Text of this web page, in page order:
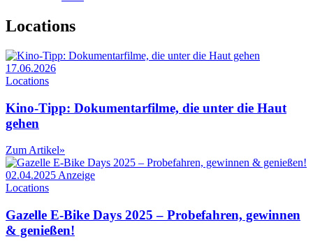
Locations
17.06.2026
Locations
Kino-Tipp: Dokumentarfilme, die unter die Haut
gehen
Zum Artikel»
02.04.2025 Anzeige
Locations
Gazelle E-Bike Days 2025 – Probefahren, gewinnen
& genießen!